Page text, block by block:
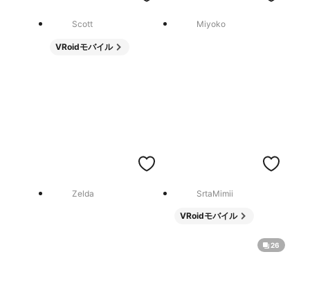
Scott
VRoidモバイル
Miyoko
Zelda SrtaMimii
VRoidモバイル
26